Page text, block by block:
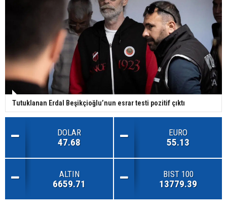
Tutuklanan Erdal Beşikçioğlu’nun esrar testi pozitif çıktı
DOLAR
47.68
EURO
55.13
ALTIN
6659.71
BIST 100
13779.39